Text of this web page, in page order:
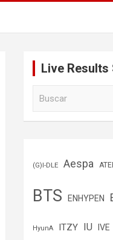
Live Results
(G)I-DLE Aespa
BTS ENHYPEN
HyunA ITZY IU IVE